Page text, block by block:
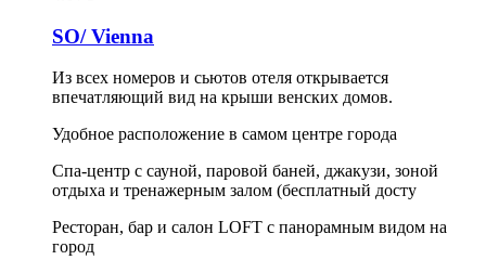
SO/ Vienna
Из всех номеров и сьютов отеля открывается
впечатляющий вид на крыши венских домов.
Удобное расположение в самом центре города
Спа-центр с сауной, паровой баней, джакузи, зоной
отдыха и тренажерным залом (бесплатный досту
Ресторан, бар и салон LOFT с панорамным видом на
город